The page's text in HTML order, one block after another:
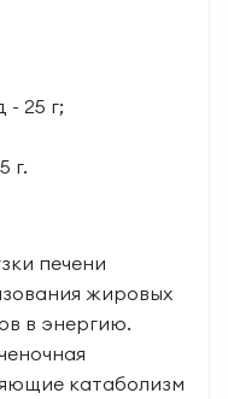
25 г;
г.
печени
жировых
в энергию.
катаболизм